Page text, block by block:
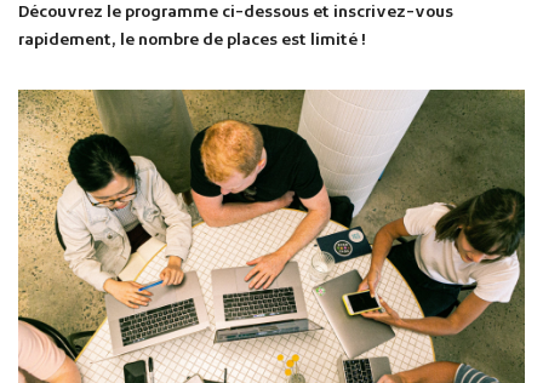
Découvrez le programme ci-dessous et inscrivez-vous
rapidement, le nombre de places est limité !